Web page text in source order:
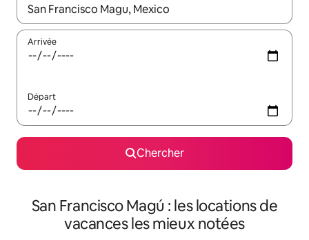
Quand les résultats sont affichés, parcourez-les en utilisant
Arrivée
Départ
Chercher
San Francisco Magú : les locations de
vacances les mieux notées